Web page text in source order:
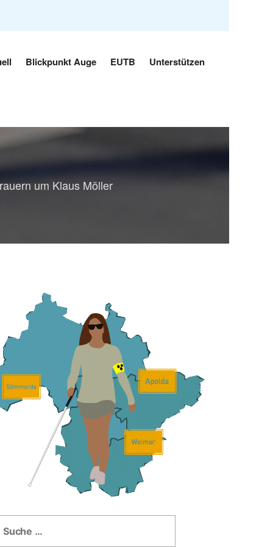
Blickpunkt Auge EUTB Unterstützen
um Klaus Möller